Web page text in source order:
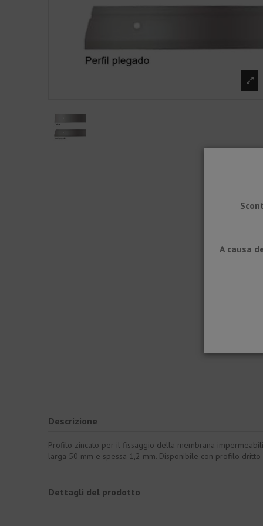
Descrizione
Profilo zincato per il fissaggio della membrana
larga 50 mm e spessa 1,2 mm. Disponibile con profilo
Dettagli del prodotto
A causa